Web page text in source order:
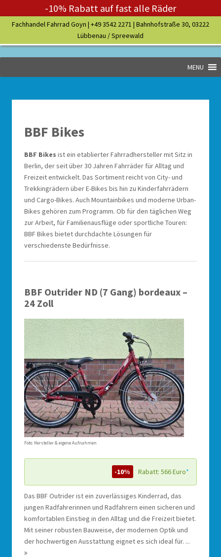
-10% Rabatt auf fast alle Räder
Fachhandel Fahrrad Goyn | +49 3542 2271 | Bahnhofstraße 30, 03222
Lübbenau / Spreewald
MENU
BBF Bikes
BBF Bikes ist ein etablierter Fahrradhersteller mit Sitz in
Berlin, der seit über 30 Jahren Fahrräder für Alltag und
Freizeit entwickelt. Das Sortiment reicht von City- und
Trekkingrädern über E-Bikes bis hin zu Kinderfahrrädern
und Cargo-Bikes. Auch Mountainbikes und moderne Urban-
Bikes gehören zum Programm. Ob für den täglichen Weg
zur Arbeit, für Familienausflüge oder sportliche Touren:
BBF Bikes bietet durchdachte Lösungen für
verschiedenste Bedürfnisse.
BBF Outrider ND (7 Gang) bordeaux –
24 Zoll
Foto: Hersteller & eigene Aufnahmen
-10% Rabatt: 566 Euro*
Das BBF Outrider ist ein zuverlässiges Kinderrad, das
jungen Radfahrerinnen und Radfahrern einen sicheren und
komfortablen Einstieg in den Alltag und die Freizeit bietet.
Mit seiner robusten Bauweise, der modernen Optik und
der hochwertigen Ausstattung eignet es sich ideal für. ...